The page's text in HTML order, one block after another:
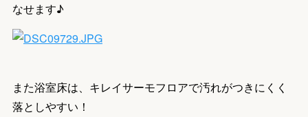
なせます♪
また浴室床は、キレイサーモフロアで汚れがつきにくく
落としやすい！